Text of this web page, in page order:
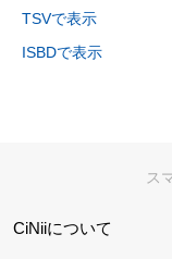
TSVで表示
ISBDで表示
ス
CiNiiについて